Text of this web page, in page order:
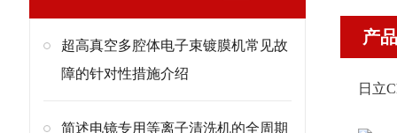
超高真空多腔体电子束镀膜机常见故
障的针对性措施介绍
简述电镜专用等离子清洗机的全周期
产
日立